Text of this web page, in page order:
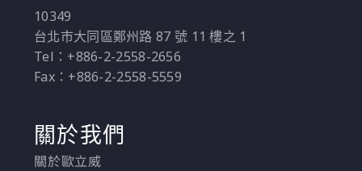
10349
台北市大同區鄭州路 87 號 11 樓之 1
Tel：+886-2-2558-2656
Fax：+886-2-2558-5559
關於我們
關於歐立威